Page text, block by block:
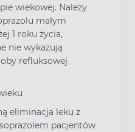
wiekowej. Należy
małym
1 roku życia,
nie wykazują
refluksowej
eliminacja leku z
pacjentów